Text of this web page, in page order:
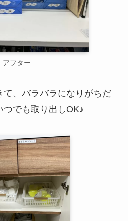
アフター
て、バラバラになりがちだ
つでも取り出しOK♪